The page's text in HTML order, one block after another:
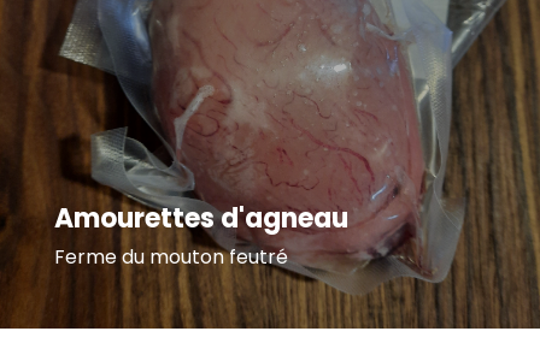
Amourettes d'agneau
Ferme du mouton feutré